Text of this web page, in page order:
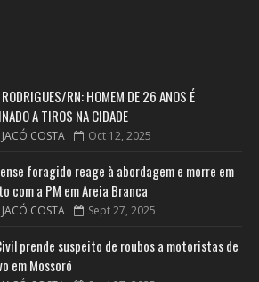
RN: HOMEM DE 26 ANOS É
A TIROS NA CIDADE
COSTA Oct 12, 2025
foragido reage à abordagem e morre em
com a PM em Areia Branca
COSTA Sept 27, 2025
prende suspeito de roubos a motoristas de
em Mossoró